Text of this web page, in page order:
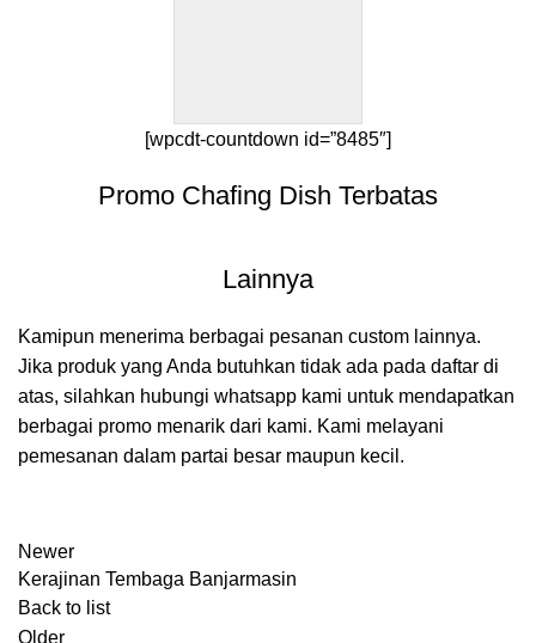
[wpcdt-countdown id=”8485″]
Promo Chafing Dish Terbatas
Lainnya
Kamipun menerima berbagai pesanan custom lainnya.
Jika produk yang Anda butuhkan tidak ada pada daftar di
atas, silahkan hubungi whatsapp kami untuk mendapatkan
berbagai promo menarik dari kami. Kami melayani
pemesanan dalam partai besar maupun kecil.
Newer
Kerajinan Tembaga Banjarmasin
Back to list
Older